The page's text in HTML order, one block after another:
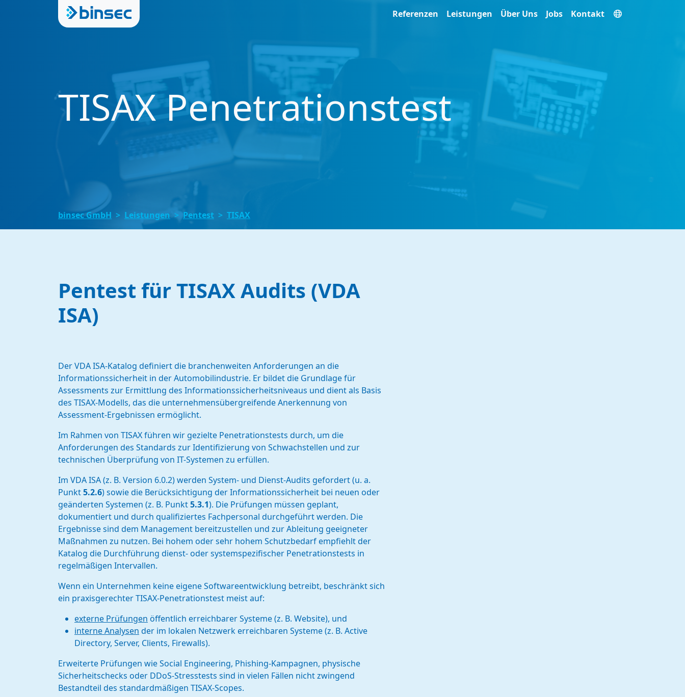
Referenzen Leistungen Über Uns Jobs Kontakt
TISAX Penetrationstest
binsec GmbH Leistungen Pentest TISAX
Pentest für TISAX Audits (VDA
ISA)
Der VDA ISA-Katalog definiert die branchenweiten Anforderungen an die
Informationssicherheit in der Automobilindustrie. Er bildet die Grundlage für
Assessments zur Ermittlung des Informationssicherheitsniveaus und dient als Basis
des TISAX-Modells, das die unternehmensübergreifende Anerkennung von
Assessment-Ergebnissen ermöglicht.
Im Rahmen von TISAX führen wir gezielte Penetrationstests durch, um die
Anforderungen des Standards zur Identifizierung von Schwachstellen und zur
technischen Überprüfung von IT-Systemen zu erfüllen.
Im VDA ISA (z. B. Version 6.0.2) werden System- und Dienst-Audits gefordert (u. a.
Punkt5.2.6) sowie die Berücksichtigung der Informationssicherheit bei neuen oder
geänderten Systemen (z. B. Punkt5.3.1). Die Prüfungen müssen geplant,
dokumentiert und durch qualifiziertes Fachpersonal durchgeführt werden. Die
Ergebnisse sind dem Management bereitzustellen und zur Ableitung geeigneter
Maßnahmen zu nutzen. Bei hohem oder sehr hohem Schutzbedarf empfiehlt der
Katalog die Durchführung dienst- oder systemspezifischer Penetrationstests in
regelmäßigen Intervallen.
Wenn ein Unternehmen keine eigene Softwareentwicklung betreibt, beschränkt sich
ein praxisgerechter TISAX-Penetrationstest meist auf:
externe Prüfungen öffentlich erreichbarer Systeme (z. B. Website), und
interne Analysen der im lokalen Netzwerk erreichbaren Systeme (z. B. Active
Directory, Server, Clients, Firewalls).
Erweiterte Prüfungen wie Social Engineering, Phishing-Kampagnen, physische
Sicherheitschecks oder DDoS-Stresstests sind in vielen Fällen nicht zwingend
Bestandteil des standardmäßigen TISAX-Scopes.